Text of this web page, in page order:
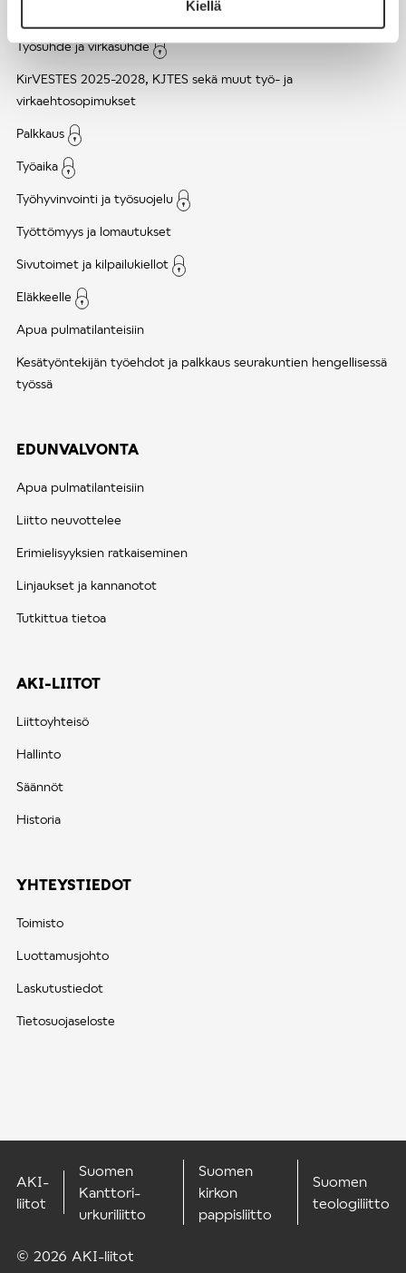
Kiellä
Työsuhde ja virkasuhde
KirVESTES 2025-2028, KJTES sekä muut työ- ja
virkaehtosopimukset
Palkkaus
Työaika
Työhyvinvointi ja työsuojelu
Työttömyys ja lomautukset
Sivutoimet ja kilpailukiellot
Eläkkeelle
Apua pulmatilanteisiin
Kesätyöntekijän työehdot ja palkkaus seurakuntien hengellisessä
työssä
EDUNVALVONTA
Apua pulmatilanteisiin
Liitto neuvottelee
Erimielisyyksien ratkaiseminen
Linjaukset ja kannanotot
Tutkittua tietoa
AKI-LIITOT
Liittoyhteisö
Hallinto
Säännöt
Historia
YHTEYSTIEDOT
Toimisto
Luottamusjohto
Laskutustiedot
Tietosuojaseloste
© 2026 AKI-liitot
AKI-
liitot
Suomen
Kanttori-
urkuriliitto
Suomen
kirkon
pappisliitto
Suomen
teologiliitto